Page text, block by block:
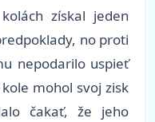
získal jeden
no proti
nepodarilo uspieť
mohol svoj zisk
čakať, že jeho